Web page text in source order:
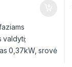
valdyti;
0,37kW, srovė